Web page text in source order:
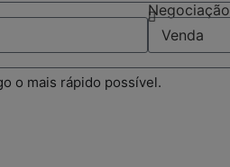
Negociação